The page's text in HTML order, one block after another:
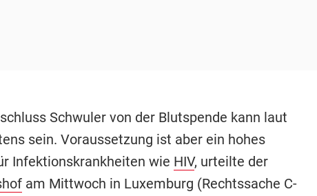
Schwuler von der Blutspende kann laut
sein. Voraussetzung ist aber ein hohes
Infektionskrankheiten wie HIV, urteilte der
am Mittwoch in Luxemburg (Rechtssache C-